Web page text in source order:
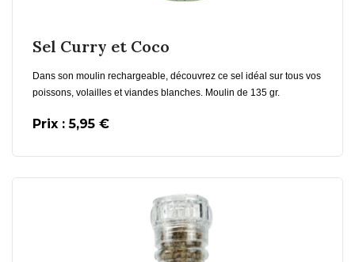
Sel Curry et Coco
Dans son moulin rechargeable, découvrez ce sel idéal sur tous vos
poissons, volailles et viandes blanches. Moulin de 135 gr.
Prix : 5,95 €